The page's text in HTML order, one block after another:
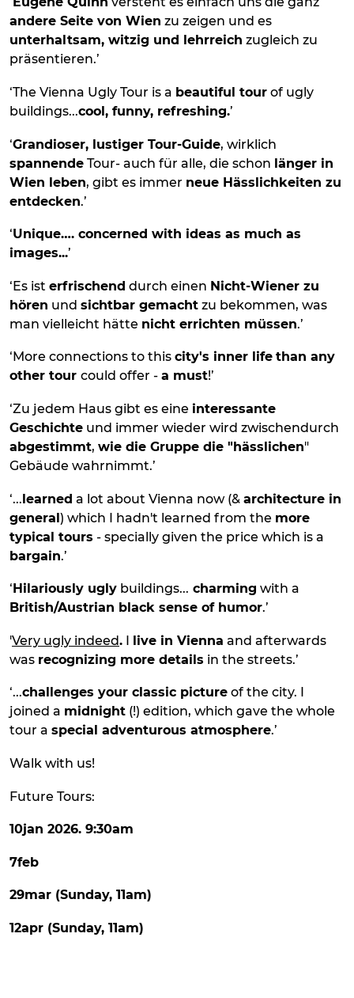
andere Seite von Wien zu zeigen und es
unterhaltsam, witzig und lehrreich zugleich zu
präsentieren.’
‘The Vienna Ugly Tour is a beautiful tour of ugly
buildings...cool, funny, refreshing.’
‘Grandioser, lustiger Tour-Guide, wirklich
spannende Tour- auch für alle, die schon länger in
Wien leben, gibt es immer neue Hässlichkeiten zu
entdecken.’
‘Unique…. concerned with ideas as much as
images...’
‘Es ist erfrischend durch einen Nicht-Wiener zu
hören und sichtbar gemacht zu bekommen, was
man vielleicht hätte nicht errichten müssen.’
‘More connections to this city's inner life than any
other tour could offer - a must!’
‘Zu jedem Haus gibt es eine interessante
Geschichte und immer wieder wird zwischendurch
abgestimmt, wie die Gruppe die "hässlichen"
Gebäude wahrnimmt.’
‘...learned a lot about Vienna now (& architecture in
general) which I hadn't learned from the more
typical tours - specially given the price which is a
bargain.’
‘ Hilariously ugly buildings... charming with a
British/Austrian black sense of humor.’
'Very ugly indeed. I live in Vienna and afterwards
was recognizing more details in the streets.’
‘...challenges your classic picture of the city. I
joined a midnight (!) edition, which gave the whole
tour a special adventurous atmosphere.’
Walk with us!
Future Tours:
10jan 2026. 9:30am
7feb
29mar (Sunday, 11am)
12apr (Sunday, 11am)